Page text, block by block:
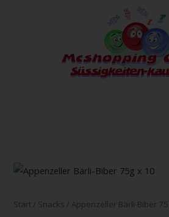
Start / Snacks / Appenzeller Bärli-Biber
Appenzeller
Biber